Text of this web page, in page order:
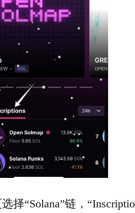
择“Solana”链，